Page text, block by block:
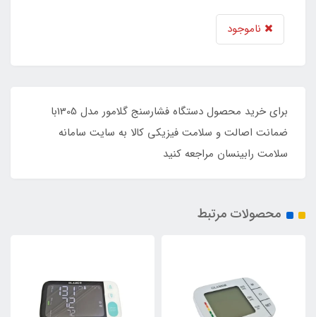
ناموجود
برای خرید محصول دستگاه فشارسنج گلامور مدل 1305با
ضمانت اصالت و سلامت فیزیکی کالا به سایت سامانه
سلامت رابینسان مراجعه کنید
محصولات مرتبط